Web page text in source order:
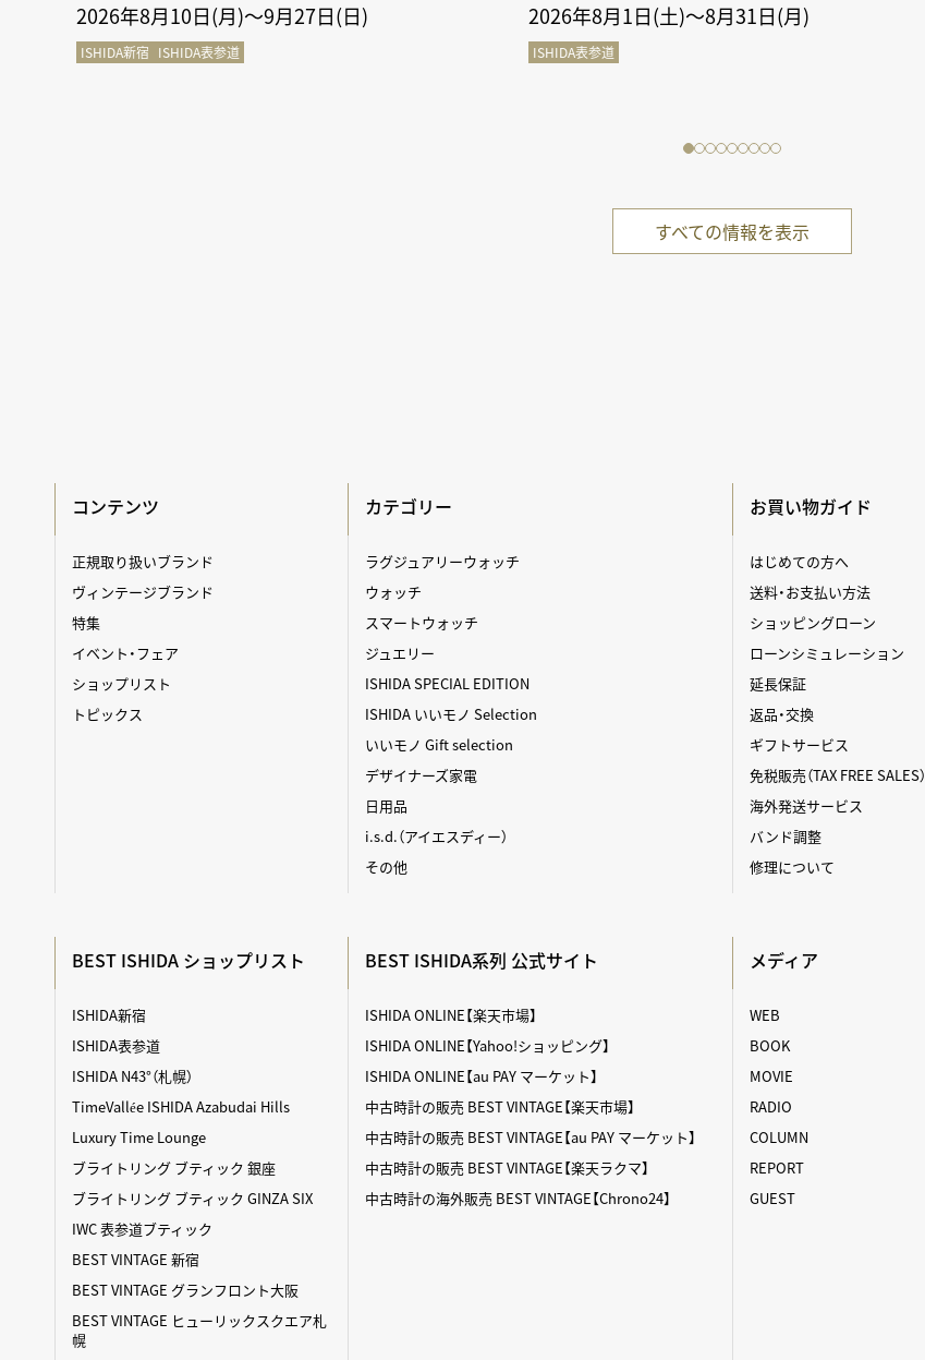
2026年8月10日(月)～9月27日(日)
ISHIDA新宿 ISHIDA表参道
2026年8月1日(土)～8月31日(月)
ISHIDA表参道
すべての情報を表示
コンテンツ
正規取り扱いブランド
ヴィンテージブランド
特集
イベント・フェア
ショップリスト
トピックス
カテゴリー
ラグジュアリーウォッチ
ウォッチ
スマートウォッチ
ジュエリー
ISHIDA SPECIAL EDITION
ISHIDA いいモノ Selection
いいモノ Gift selection
デザイナーズ家電
日用品
i.s.d.（アイエスディー）
その他
お買い物ガイド
はじめての方へ
送料・お支払い方法
ショッピングローン
ローンシミュレーション
延長保証
返品・交換
ギフトサービス
免税販売（TAX FREE SALES）
海外発送サービス
バンド調整
修理について
BEST ISHIDA ショップリスト
ISHIDA新宿
ISHIDA表参道
ISHIDA N43°（札幌）
TimeVallée ISHIDA Azabudai Hills
Luxury Time Lounge
ブライトリング ブティック 銀座
ブライトリング ブティック GINZA SIX
IWC 表参道ブティック
BEST VINTAGE 新宿
BEST VINTAGE グランフロント大阪
BEST VINTAGE ヒューリックスクエア札
幌
BEST ISHIDA系列 公式サイト
ISHIDA ONLINE【楽天市場】
ISHIDA ONLINE【Yahoo!ショッピング】
ISHIDA ONLINE【au PAY マーケット】
中古時計の販売 BEST VINTAGE【楽天市場】
中古時計の販売 BEST VINTAGE【au PAY マーケット】
中古時計の販売 BEST VINTAGE【楽天ラクマ】
中古時計の海外販売 BEST VINTAGE【Chrono24】
メディア
WEB
BOOK
MOVIE
RADIO
COLUMN
REPORT
GUEST